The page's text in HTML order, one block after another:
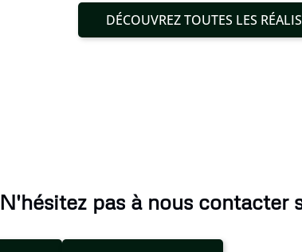
DÉCOUVREZ TOUTES LES
N'hésitez pas à nous contacter